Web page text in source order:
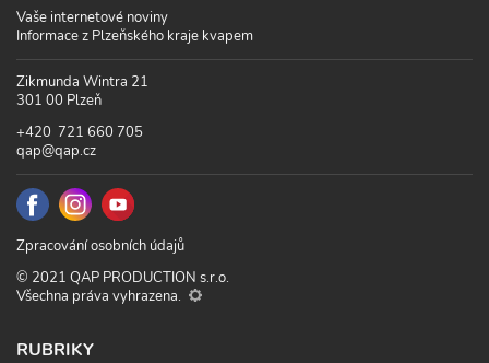
Vaše internetové noviny
Informace z Plzeňského kraje kvapem
Zikmunda Wintra 21
301 00 Plzeň
+420 721 660 705
qap@qap.cz
Zpracování osobních údajů
© 2021 QAP PRODUCTION s.r.o.
Všechna práva vyhrazena.
RUBRIKY